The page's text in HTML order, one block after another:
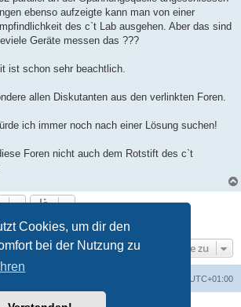
Cookies, um dir den
bei der Nutzung zu
ebenso aufzeigte kann man von einer
des c`t Lab ausgehen. Aber das sind
Geräte messen das ???
ist schon sehr beachtlich.
allen Diskutanten aus den verlinkten Foren.
ich immer noch nach einer Lösung suchen!
Foren nicht auch dem Rotstift des c`t
3 Beiträge • Seite1 von 1
Gehe zu
UTC+01:00